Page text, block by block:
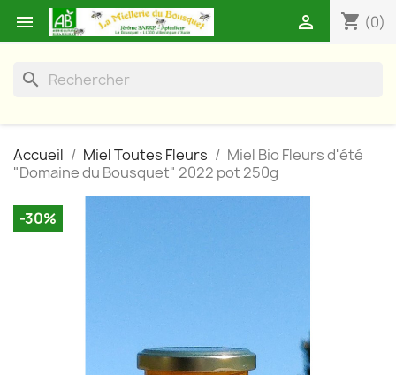
 shopping_cart (0)

search
Accueil Miel Toutes Fleurs
Miel Bio Fleurs d'été
"Domaine du Bousquet" 2022 pot 250g
-30%